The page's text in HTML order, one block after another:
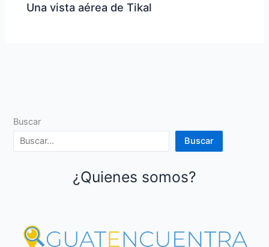
Una vista aérea de Tikal
Buscar
Buscar
¿Quienes somos?